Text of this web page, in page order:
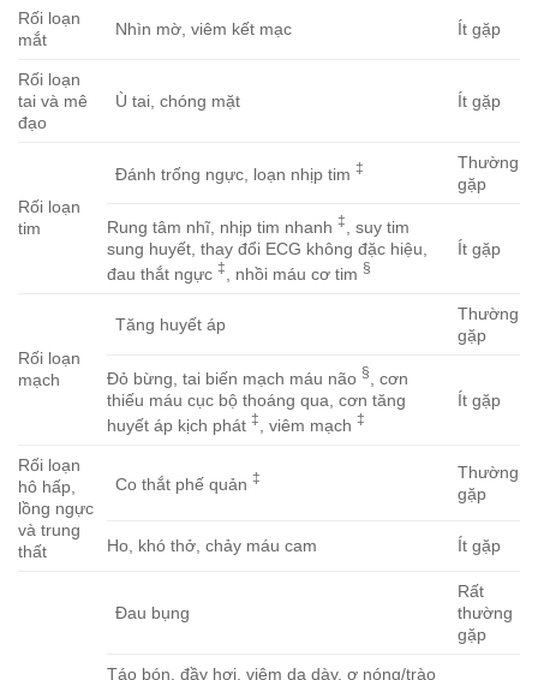
Rối loạn
mắt
Nhìn mờ, viêm kết mạc Ít gặp
Rối loạn
tai và mê
đạo
Ù tai, chóng mặt Ít gặp
Rối loạn
tim
Đánh trống ngực, loạn nhịp tim‡
Thường
gặp
Rung tâm nhĩ, nhịp tim nhanh ‡
, suy tim
sung huyết, thay đổi ECG không đặc hiệu,
đau thắt ngực ‡ , nhồi máu cơ tim §
Ít gặp
Rối loạn
mạch
Tăng huyết áp
Thường
gặp
Đỏ bừng, tai biến mạch máu não §
, cơn
thiếu máu cục bộ thoáng qua, cơn tăng
huyết áp kịch phát ‡ , viêm mạch ‡
Ít gặp
Rối loạn
hô hấp,
lồng ngực
và trung
thất
Co thắt phế quản‡
Thường
gặp
Ho, khó thở, chảy máu cam Ít gặp
Đau bụng
Rất
thường
gặp
Táo bón, đầy hơi, viêm dạ dày, ợ nóng/trào